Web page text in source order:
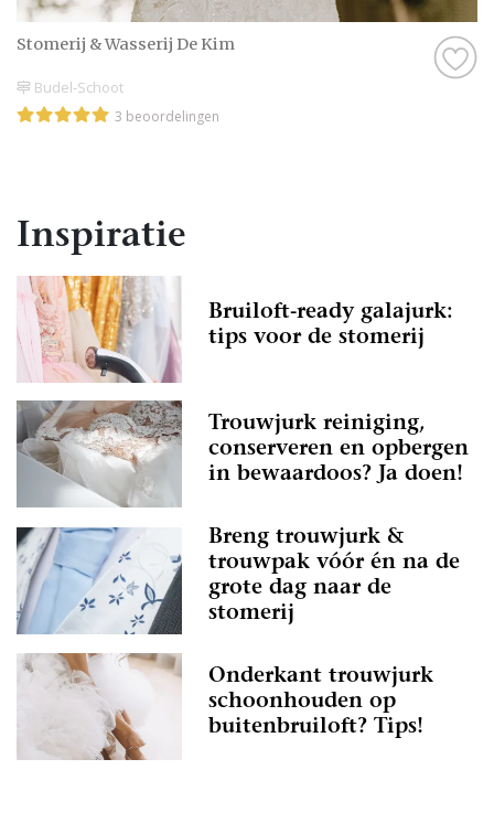
Stomerij & Wasserij De Kim
Budel-Schoot
3 beoordelingen
Inspiratie
Bruiloft-ready galajurk:
tips voor de stomerij
Trouwjurk reiniging,
conserveren en opbergen
in bewaardoos? Ja doen!
Breng trouwjurk &
trouwpak vóór én na de
grote dag naar de
stomerij
Onderkant trouwjurk
schoonhouden op
buitenbruiloft? Tips!